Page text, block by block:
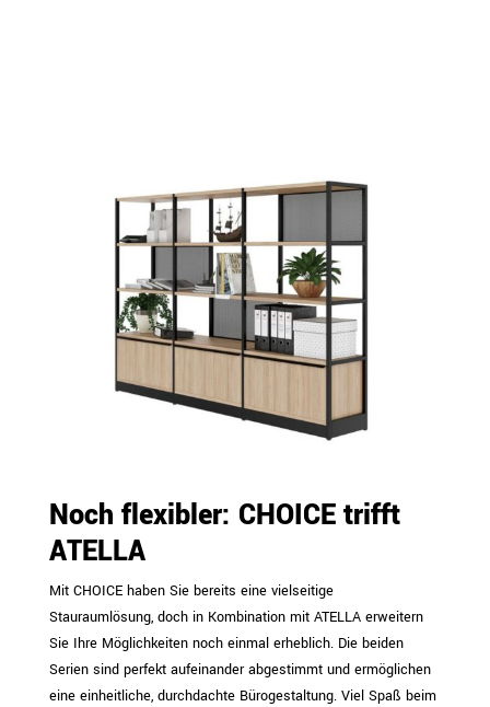
Noch flexibler: CHOICE trifft
ATELLA
Mit CHOICE haben Sie bereits eine vielseitige
Stauraumlösung, doch in Kombination mit ATELLA erweitern
Sie Ihre Möglichkeiten noch einmal erheblich. Die beiden
Serien sind perfekt aufeinander abgestimmt und ermöglichen
eine einheitliche, durchdachte Bürogestaltung. Viel Spaß beim